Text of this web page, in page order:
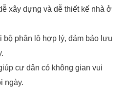
xây dựng và dễ thiết kế nhà ở
bộ phân lô hợp lý, đảm bảo lưu
cư dân có không gian vui
ngày.